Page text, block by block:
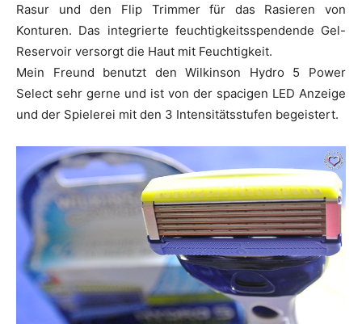
Rasur und den Flip Trimmer für das Rasieren von
Konturen. Das integrierte feuchtigkeitsspendende Gel-
Reservoir versorgt die Haut mit Feuchtigkeit.
Mein Freund benutzt den Wilkinson Hydro 5 Power
Select sehr gerne und ist von der spacigen LED Anzeige
und der Spielerei mit den 3 Intensitätsstufen begeistert.